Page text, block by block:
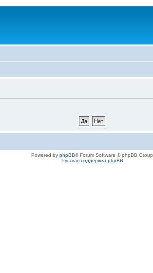
Powered by phpBB® Forum Software © phpBB Group
Русская поддержка phpBB